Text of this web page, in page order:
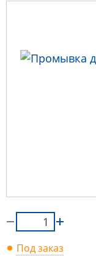
Под заказ